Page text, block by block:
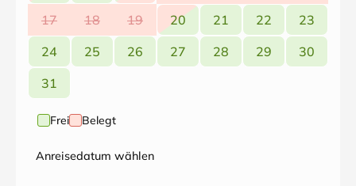
17
18 19 20 21 22
23
24
25 26 27 28 29
30
31
Frei Belegt
Anreisedatum wählen